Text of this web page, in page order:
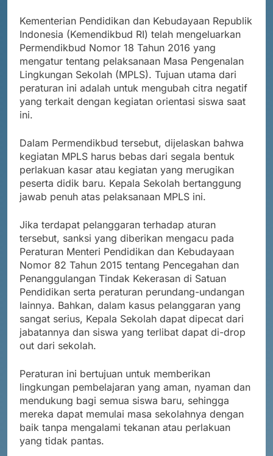
Kementerian Pendidikan dan Kebudayaan Republik
Indonesia (Kemendikbud RI) telah mengeluarkan
Permendikbud Nomor 18 Tahun 2016 yang
mengatur tentang pelaksanaan Masa Pengenalan
Lingkungan Sekolah (MPLS). Tujuan utama dari
peraturan ini adalah untuk mengubah citra negatif
yang terkait dengan kegiatan orientasi siswa saat
ini.
Dalam Permendikbud tersebut, dijelaskan bahwa
kegiatan MPLS harus bebas dari segala bentuk
perlakuan kasar atau kegiatan yang merugikan
peserta didik baru. Kepala Sekolah bertanggung
jawab penuh atas pelaksanaan MPLS ini.
Jika terdapat pelanggaran terhadap aturan
tersebut, sanksi yang diberikan mengacu pada
Peraturan Menteri Pendidikan dan Kebudayaan
Nomor 82 Tahun 2015 tentang Pencegahan dan
Penanggulangan Tindak Kekerasan di Satuan
Pendidikan serta peraturan perundang-undangan
lainnya. Bahkan, dalam kasus pelanggaran yang
sangat serius, Kepala Sekolah dapat dipecat dari
jabatannya dan siswa yang terlibat dapat di-drop
out dari sekolah.
Peraturan ini bertujuan untuk memberikan
lingkungan pembelajaran yang aman, nyaman dan
mendukung bagi semua siswa baru, sehingga
mereka dapat memulai masa sekolahnya dengan
baik tanpa mengalami tekanan atau perlakuan
yang tidak pantas.